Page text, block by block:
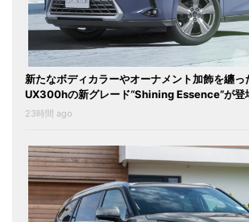
新たなボディカラーやオーナメント加飾を纏っ
UX300hの新グレード“Shining Essence”が登
23時間 ago